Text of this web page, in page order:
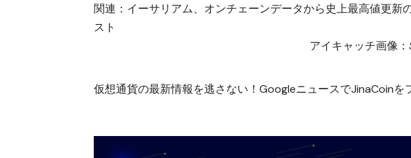
関連： イーサリアム、オンチェーンデータから史上最高値更
スト
アイキャッチ画像：
仮想通貨の最新情報を逃さない！GoogleニュースでJinaCoinを